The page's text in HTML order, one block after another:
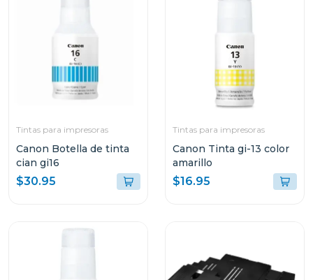
Tintas para impresoras
Canon Botella de tinta
cian gi16
$30.95
Tintas para impresoras
Canon Tinta gi-13 color
amarillo
$16.95